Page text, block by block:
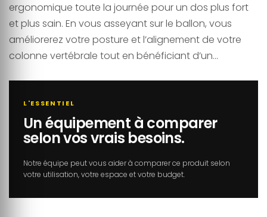
ergonomique toute la journée pour un dos plus fort
et plus sain. En vous asseyant sur le ballon, vous
améliorerez votre posture et l’alignement de votre
colonne vertébrale tout en bénéficiant d’un...
L'ESSENTIEL
Un équipement à comparer
selon vos vrais besoins.
Notre équipe peut vous aider à comparer ce produit selon
votre utilisation, votre espace et votre budget.